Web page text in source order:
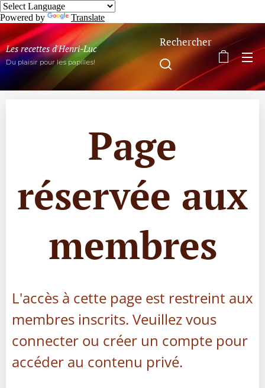
Powered by Translate
Les recettes d'Henri-Luc
Du plaisir pour les papilles!
Rechercher
Page
réservée aux
membres
L'accès à cette page est restreint aux
membres inscrits. Veuillez vous
connecter ou créer un compte pour
accéder au contenu privé.